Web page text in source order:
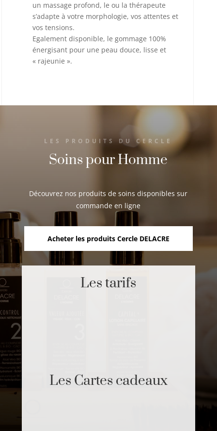
un massage profond, le ou la thérapeute
s’adapte à votre morphologie, vos attentes et
vos tensions.
Egalement disponible, le gommage 100%
énergisant pour une peau douce, lisse et
« rajeunie ».
LES PRODUITS DU CERCLE
Soins pour Homme
Découvrez nos produits de soins disponibles sur
commande en ligne
Acheter les produits Cercle DELACRE
Les tarifs
Les Cartes cadeaux